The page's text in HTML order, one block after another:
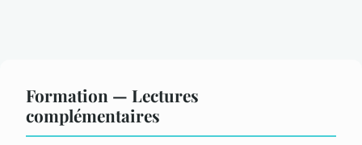
Formation — Lectures
complémentaires